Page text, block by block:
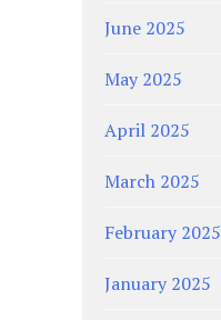
June 2025
May 2025
April 2025
March 2025
February 2025
January 2025